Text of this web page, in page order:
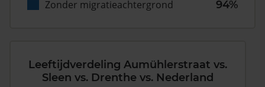
Zonder migratieachtergrond
94%
Leeftijdverdeling Aumühlerstraat vs.
Sleen vs. Drenthe vs. Nederland